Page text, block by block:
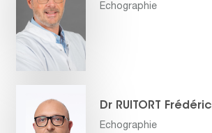
Echographie
Dr RUITORT Frédéric
Echographie